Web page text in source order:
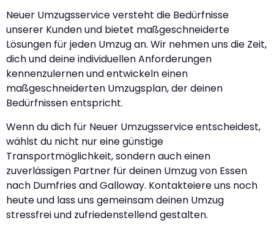
Neuer Umzugsservice versteht die Bedürfnisse
unserer Kunden und bietet maßgeschneiderte
Lösungen für jeden Umzug an. Wir nehmen uns die Zeit,
dich und deine individuellen Anforderungen
kennenzulernen und entwickeln einen
maßgeschneiderten Umzugsplan, der deinen
Bedürfnissen entspricht.
Wenn du dich für Neuer Umzugsservice entscheidest,
wählst du nicht nur eine günstige
Transportmöglichkeit, sondern auch einen
zuverlässigen Partner für deinen Umzug von Essen
nach Dumfries and Galloway. Kontakteiere uns noch
heute und lass uns gemeinsam deinen Umzug
stressfrei und zufriedenstellend gestalten.